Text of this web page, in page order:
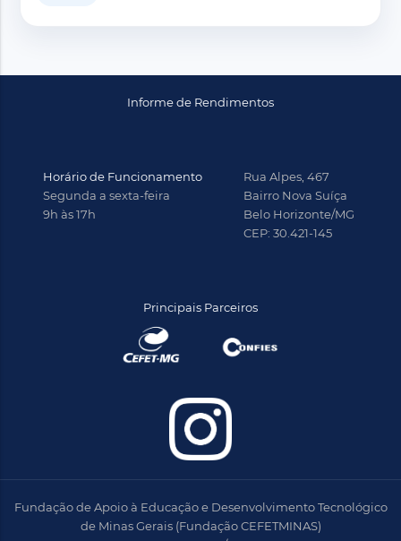
Informe de Rendimentos
Horário de Funcionamento
Segunda a sexta-feira
9h às 17h
Rua Alpes, 467
Bairro Nova Suíça
Belo Horizonte/MG
CEP: 30.421-145
Principais Parceiros
Fundação de Apoio à Educação e Desenvolvimento Tecnológico
de Minas Gerais (Fundação CEFETMINAS)